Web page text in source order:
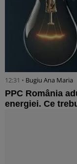
12:31 • Bugiu ⁠Ana Maria
PPC România
energiei. Ce